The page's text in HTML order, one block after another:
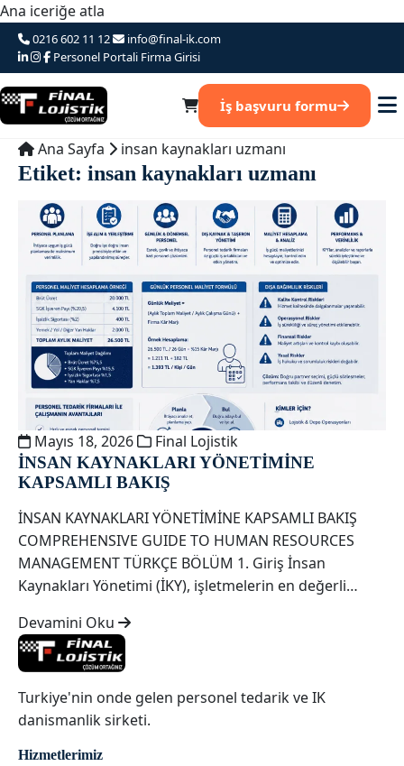
Ana iceriğe atla
0216 602 11 12
info@final-ik.com
Personel Portali Firma Girisi
İş başvuru formu
Ana Sayfa insan kaynakları uzmanı
Etiket: insan kaynakları uzmanı
Mayıs 18, 2026 Final Lojistik
İNSAN KAYNAKLARI YÖNETİMİNE
KAPSAMLI BAKIŞ
İNSAN KAYNAKLARI YÖNETİMİNE KAPSAMLI BAKIŞ
COMPREHENSIVE GUIDE TO HUMAN RESOURCES
MANAGEMENT TÜRKÇE BÖLÜM 1. Giriş İnsan
Kaynakları Yönetimi (İKY), işletmelerin en değerli…
Devamini Oku
Turkiye'nin onde gelen personel tedarik ve IK
danismanlik sirketi.
Hizmetlerimiz